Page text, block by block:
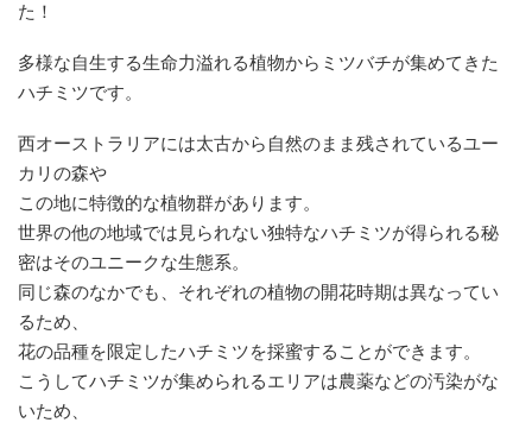
た！
多様な自生する生命力溢れる植物からミツバチが集めてきた
ハチミツです。
西オーストラリアには太古から自然のまま残されているユー
カリの森や
この地に特徴的な植物群があります。
世界の他の地域では見られない独特なハチミツが得られる秘
密はそのユニークな生態系。
同じ森のなかでも、それぞれの植物の開花時期は異なってい
るため、
花の品種を限定したハチミツを採蜜することができます。
こうしてハチミツが集められるエリアは農薬などの汚染がな
いため、